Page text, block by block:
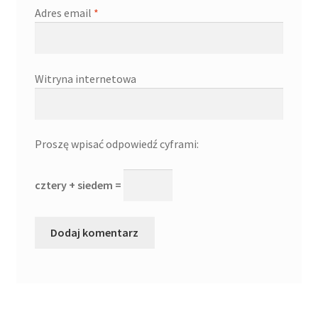
Adres email *
Witryna internetowa
Proszę wpisać odpowiedź cyframi:
cztery + siedem =